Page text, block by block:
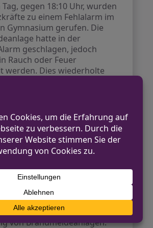
gegen 18:10 Uhr, wurden
zu einem Fehlalarm im
Gymnasium gerufen. Die
hatte in der
geschlagen, jedoch
Rauch oder Feuer
werden. Dies wiederholte
zum selben
derselbe Brandmelder
erhielt die Anweisung, den
außer Betrieb zu
überprüfen zu lassen.
zeigen die vielfältigen
Feuerwehr, von der
Unterstützung bis hin zu
zum Umweltschutz und
von Brandmeldeanlagen.